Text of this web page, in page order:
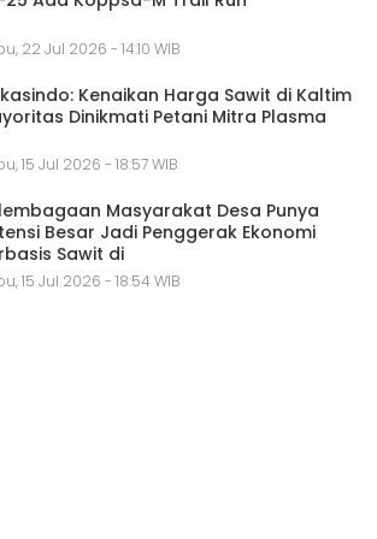
22 Jul 2026 - 14:10 WIB
Kenaikan Harga Sawit di Kaltim
Dinikmati Petani Mitra Plasma
15 Jul 2026 - 18:57 WIB
Masyarakat Desa Punya
Besar Jadi Penggerak Ekonomi
Sawit di
15 Jul 2026 - 18:54 WIB